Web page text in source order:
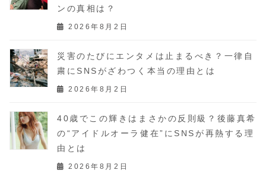
ンの真相は？
2026年8月2日
災害のたびにエンタメは止まるべき？一律自
粛にSNSがざわつく本当の理由とは
2026年8月2日
40歳でこの輝きはまさかの反則級？後藤真希
の“アイドルオーラ健在”にSNSが再熱する理
由とは
2026年8月2日